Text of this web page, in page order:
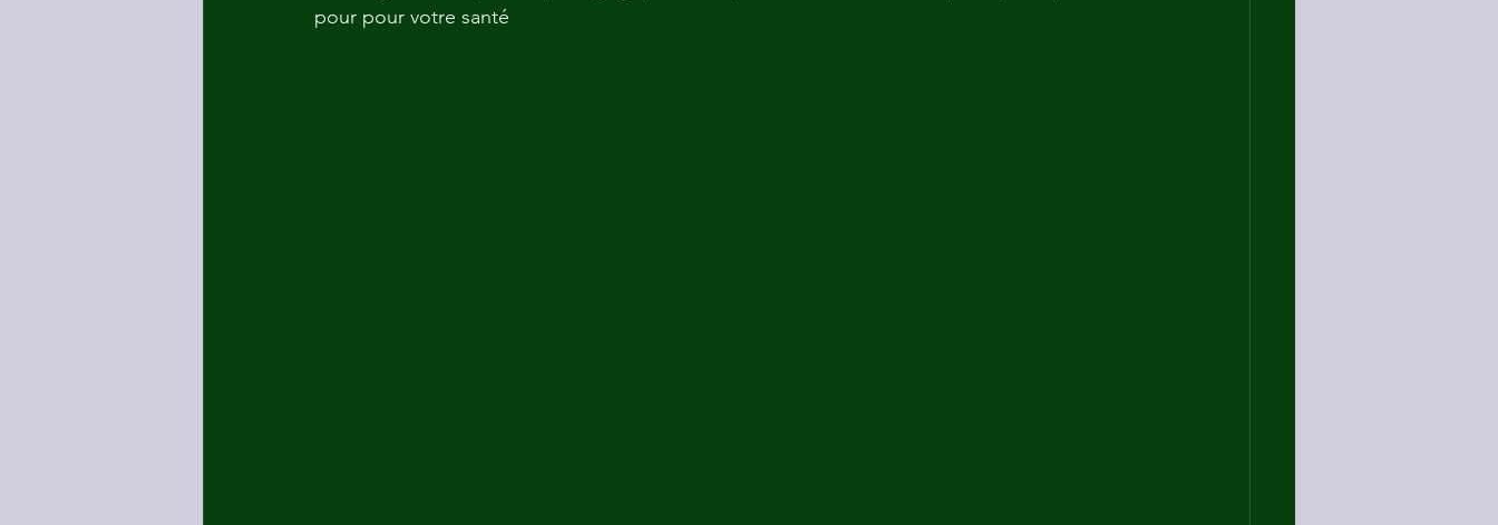
pour pour votre santé